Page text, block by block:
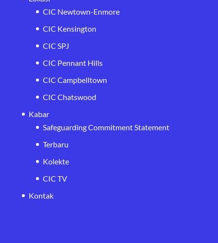
CIC Newtown-Enmore
CIC Kensington
CIC SPJ
CIC Pennant Hills
CIC Campbelltown
CIC Chatswood
Kabar
Safeguarding Commitment Statement
Terbaru
Kolekte
CIC TV
Kontak